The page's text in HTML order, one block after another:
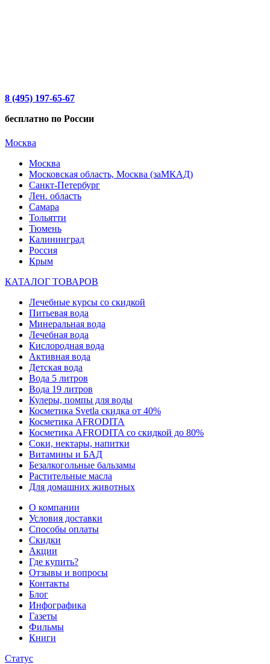
8 (495) 197-65-67
бесплатно по России
Москва
Москва
Московская область, Москва (заМКАД)
Санкт-Петербург
Лен. область
Самара
Тольятти
Тюмень
Калининград
Россия
Крым
КАТАЛОГ ТОВАРОВ
Лечебные курсы со скидкой
Питьевая вода
Минеральная вода
Лечебная вода
Кислородная вода
Активная вода
Детская вода
Вода 5 литров
Вода 19 литров
Кулеры, помпы для воды
Косметика Svetla скидка от 40%
Косметика AFRODITA
Косметика AFRODITA со скидкой до 80%
Соки, нектары, напитки
Витамины и БАД
Безалкогольные бальзамы
Растительные масла
Для домашних животных
О компании
Условия доставки
Способы оплаты
Скидки
Акции
Где купить?
Отзывы и вопросы
Контакты
Блог
Инфографика
Газеты
Фильмы
Книги
Статус